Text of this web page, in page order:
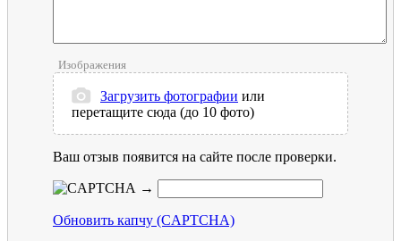
Изображения
Загрузить фотографии или
перетащите сюда (до 10 фото)
Ваш отзыв появится на сайте после проверки.
→
Обновить капчу (CAPTCHA)